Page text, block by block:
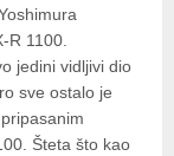
R 1100.
jedini vidljivi dio
sve ostalo je
Šteta što kao